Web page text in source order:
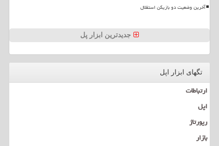
آخرین وضعیت دو بازیکن استقلال
جدیدترین ابزار پل
تگهای ابزار اپل
ارتباطات
اپل
رپورتاژ
بازار